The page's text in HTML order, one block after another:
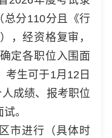
总分110分且《行
，经资格复审，
定各职位入围面
考生可于1月12日
成绩、报考职位
。
市进行（具体时